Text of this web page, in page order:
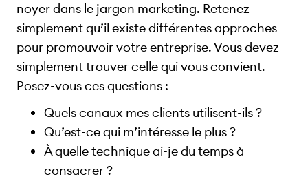
noyer dans le jargon marketing. Retenez
simplement qu’il existe différentes approches
pour promouvoir votre entreprise. Vous devez
simplement trouver celle qui vous convient.
Posez-vous ces questions :
Quels canaux mes clients utilisent-ils ?
Qu’est-ce qui m’intéresse le plus ?
À quelle technique ai-je du temps à
consacrer ?